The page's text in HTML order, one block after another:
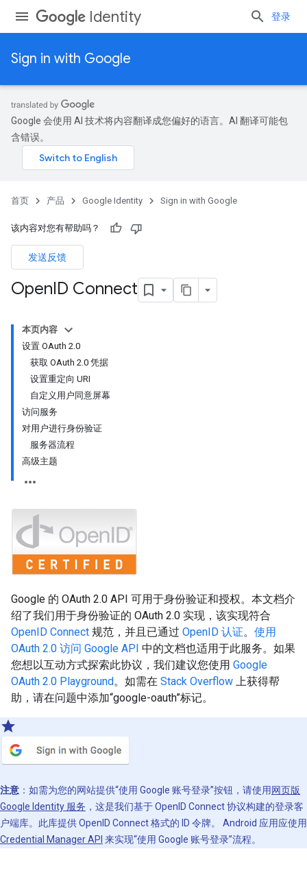
Identity 登录
Sign in with Google
Google 会使用 AI 技术将内容翻译成您偏好的语言。AI 翻译可能包
含错误。
首页 产品 Google Identity Sign in with Google
该内容对您有帮助吗？
发送反馈
OpenID Connect
本页内容
设置 OAuth 2.0
获取 OAuth 2.0 凭据
设置重定向 URI
自定义用户同意屏幕
访问服务
对用户进行身份验证
服务器流程
高级主题
Google 的 OAuth 2.0 API 可用于身份验证和授权。本文档介
绍了我们用于身份验证的 OAuth 2.0 实现，该实现符合
OpenID Connect 规范，并且已通过 OpenID 认证。 使用
OAuth 2.0 访问 Google API 中的文档也适用于此服务。如果
您想以互动方式探索此协议，我们建议您使用 Google
OAuth 2.0 Playground。如需在 Stack Overflow 上获得帮
助，请在问题中添加“google-oauth”标记。
注意 ：如需为您的网站提供“使用 Google 账号登录”按钮，请使用 网页版
Google Identity 服务 ，这是我们基于 OpenID Connect 协议构建的登录客
户端库。此库提供 OpenID Connect 格式的 ID 令牌。 Android 应用应使用
Credential Manager API 来实现“使用 Google 账号登录”流程。